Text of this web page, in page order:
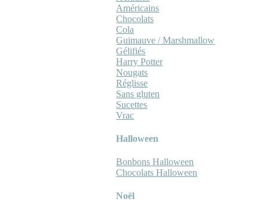
Américains
Chocolats
Cola
Guimauve / Marshmallow
Gélifiés
Harry Potter
Nougats
Réglisse
Sans gluten
Sucettes
Vrac
Halloween
Bonbons Halloween
Chocolats Halloween
Noël